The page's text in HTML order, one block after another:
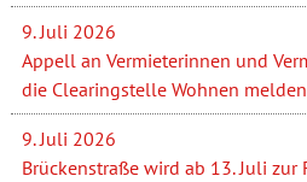
9. Juli 2026
Appell an Vermieterinnen und
die Clearingstelle Wohnen melden
9. Juli 2026
Brückenstraße wird ab 13. Juli zur